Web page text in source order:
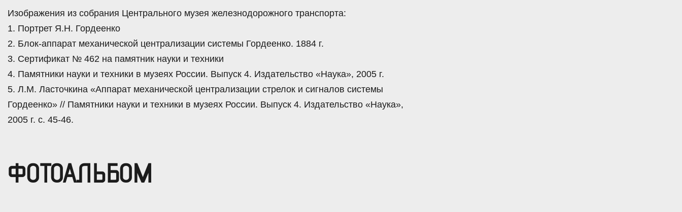
Изображения из собрания Центрального музея железнодорожного транспорта:
1. Портрет Я.Н. Гордеенко
2. Блок-аппарат механической централизации системы Гордеенко. 1884 г.
3. Сертификат № 462 на памятник науки и техники
4. Памятники науки и техники в музеях России. Выпуск 4. Издательство «Наука», 2005 г.
5. Л.М. Ласточкина «Аппарат механической централизации стрелок и сигналов системы
Гордеенко» // Памятники науки и техники в музеях России. Выпуск 4. Издательство «Наука»,
2005 г. с. 45-46.
ФОТОАЛЬБОМ